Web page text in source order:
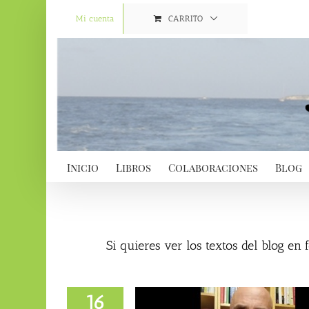
Mi cuenta CARRITO
Inicio Libros Colaboraciones Blog
Si quieres ver los textos del blog en
16